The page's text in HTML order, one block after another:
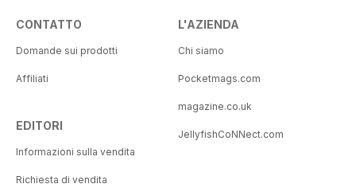
CONTATTO
Domande sui prodotti
Affiliati
EDITORI
Informazioni sulla vendita
Richiesta di vendita
L'AZIENDA
Chi siamo
Pocketmags.com
magazine.co.uk
JellyfishCoNNect.com